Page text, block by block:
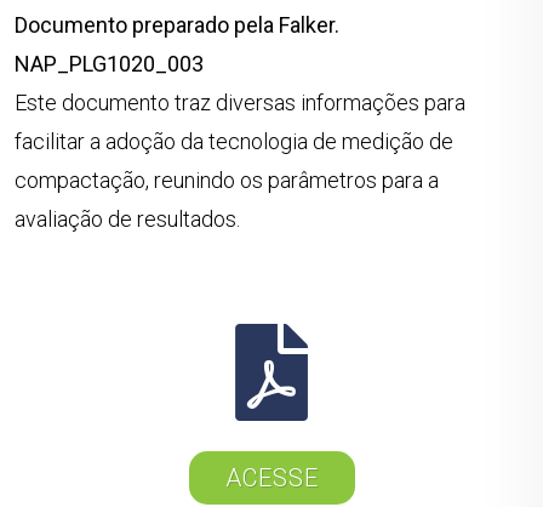
Documento preparado pela Falker.
NAP_PLG1020_003
Este documento traz diversas informações para
facilitar a adoção da tecnologia de medição de
compactação, reunindo os parâmetros para a
avaliação de resultados.
ACESSE